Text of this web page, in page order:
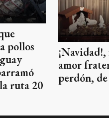
pollos
ruta 20
amor
perdón,